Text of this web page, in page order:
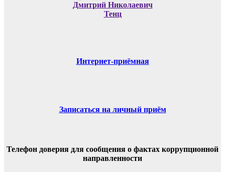
Дмитрий Николаевич
Тенц
Интернет-приёмная
Записаться на личный приём
Телефон доверия для сообщения о фактах коррупционной
направленности